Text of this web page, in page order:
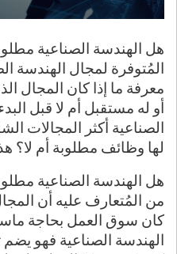
هل الهندسة الصناعية
المُتوفرة لمجال الهندسة
معرفة ما إذا كان المجال
أو له مستقبل أم لا قبل
الصناعية أكثر المجالات
لها وظائف مطلوبة أم لا؟
هل الهندسة الصناعية
من المُتعارف عليه أن
كان سوق العمل بحاجة
الهندسة الصناعية فهو